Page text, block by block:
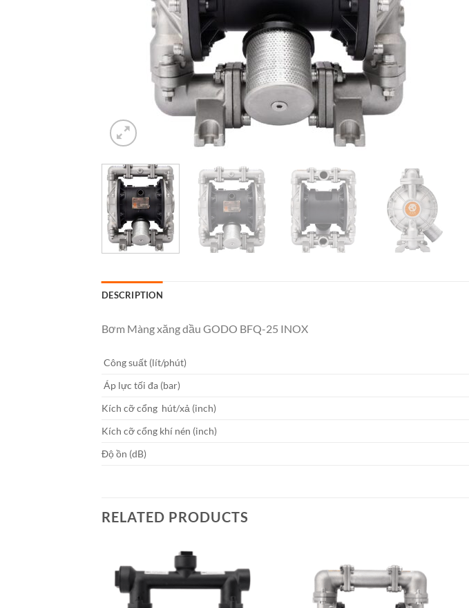
DESCRIPTION
Bơm Màng xăng dầu GODO BFQ-25 INOX
Công suất (lít/phút)
Áp lực tối đa (bar)
Kích cỡ cổng hút/xả (inch)
Kích cỡ cổng khí nén (inch)
Độ ồn (dB)
RELATED PRODUCTS